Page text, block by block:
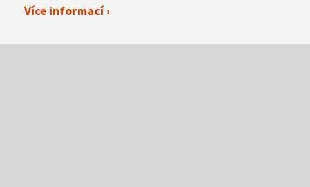
Více informací ›